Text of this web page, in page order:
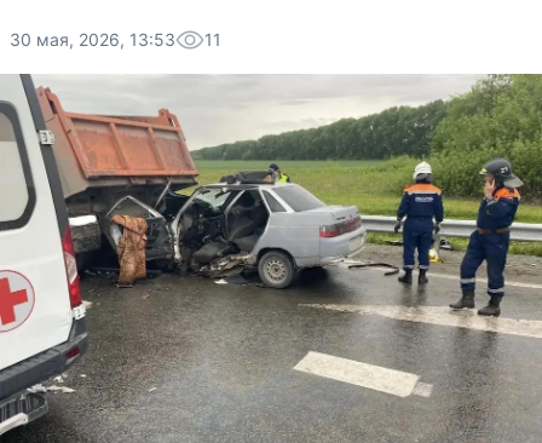
30 мая, 2026, 13:53 11